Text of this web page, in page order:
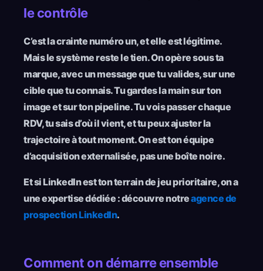
le contrôle
C’est la crainte numéro un, et elle est légitime.
Mais le système reste le tien. On opère sous ta
marque, avec un message que tu valides, sur une
cible que tu connais. Tu gardes la main sur ton
image et sur ton pipeline. Tu vois passer chaque
RDV, tu sais d’où il vient, et tu peux ajuster la
trajectoire à tout moment. On est ton équipe
d’acquisition externalisée, pas une boîte noire.
Et si LinkedIn est ton terrain de jeu prioritaire, on a
une expertise dédiée : découvre notreagence de
prospection LinkedIn.
Comment on démarre ensemble